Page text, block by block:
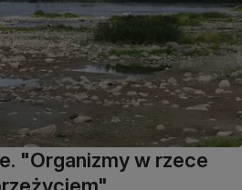
"Organizmy w rzece